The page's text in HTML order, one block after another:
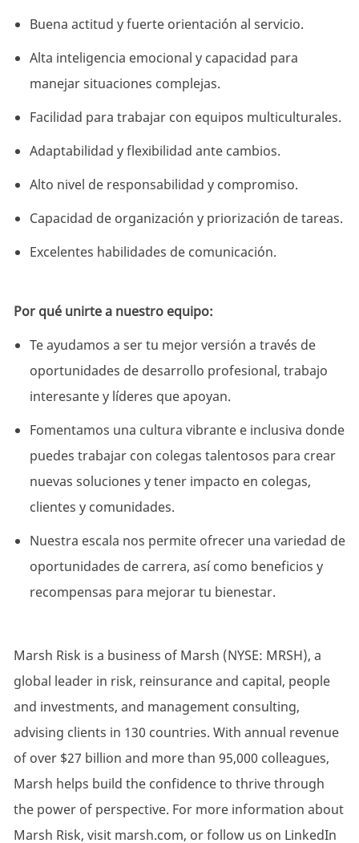
Buena actitud y fuerte orientación al servicio.
Alta inteligencia emocional y capacidad para
manejar situaciones complejas.
Facilidad para trabajar con equipos multiculturales.
Adaptabilidad y flexibilidad ante cambios.
Alto nivel de responsabilidad y compromiso.
Capacidad de organización y priorización de tareas.
Excelentes habilidades de comunicación.
Por qué unirte a nuestro equipo:
Te ayudamos a ser tu mejor versión a través de
oportunidades de desarrollo profesional, trabajo
interesante y líderes que apoyan.
Fomentamos una cultura vibrante e inclusiva donde
puedes trabajar con colegas talentosos para crear
nuevas soluciones y tener impacto en colegas,
clientes y comunidades.
Nuestra escala nos permite ofrecer una variedad de
oportunidades de carrera, así como beneficios y
recompensas para mejorar tu bienestar.
Marsh Risk is a business of Marsh (NYSE: MRSH), a
global leader in risk, reinsurance and capital, people
and investments, and management consulting,
advising clients in 130 countries. With annual revenue
of over $27 billion and more than 95,000 colleagues,
Marsh helps build the confidence to thrive through
the power of perspective. For more information about
Marsh Risk, visit marsh.com, or follow us on LinkedIn